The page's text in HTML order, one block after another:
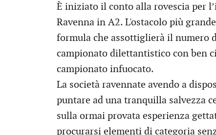
È iniziato il conto alla rovescia per
Ravenna in A2. L'ostacolo più
formula che assottiglierà il numero
campionato dilettantistico con ben
campionato infuocato.
La società ravennate avendo a
puntare ad una tranquilla salvezza
sulla ormai provata esperienza
procurarsi elementi di categoria